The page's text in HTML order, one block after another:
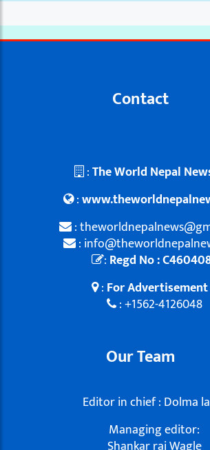
Contact
:The World Nepal
:
:
:
: Regd No :
: For Advertisement
: +1562-4126048
Our Team
Editor in chief : Dolma
Managing editor: